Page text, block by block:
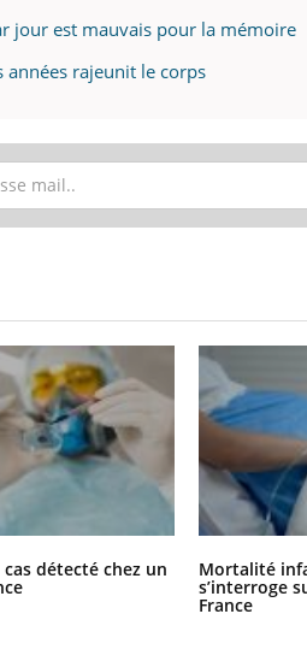
jour est mauvais pour la mémoire
rajeunit le corps
détecté chez un Mortalité
s’interroge
France